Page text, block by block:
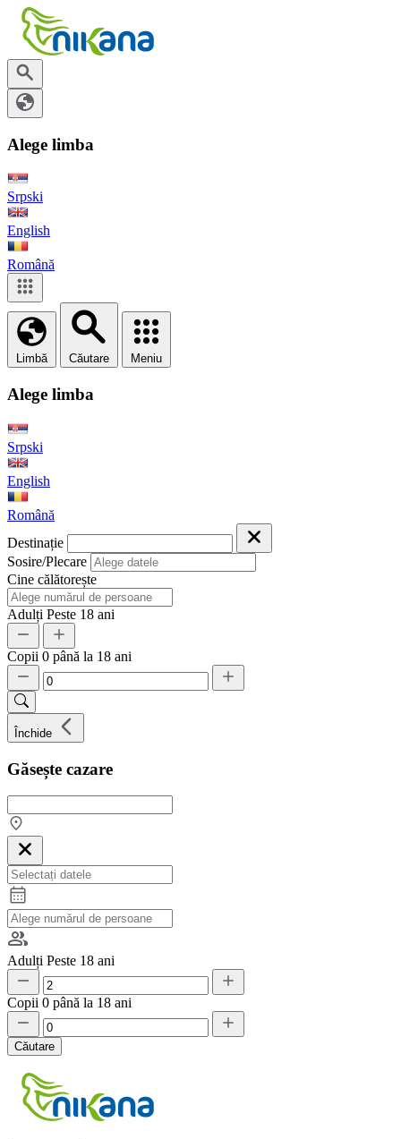
Alege limba
Srpski
English
Română
Limbă Căutare Meniu
Alege limba
Srpski
English
Română
Destinație
Sosire/Plecare
Cine călătorește
Adulți Peste 18 ani
Copii 0 până la 18 ani
Închide
Găsește cazare
Adulți Peste 18 ani
Copii 0 până la 18 ani
Căutare